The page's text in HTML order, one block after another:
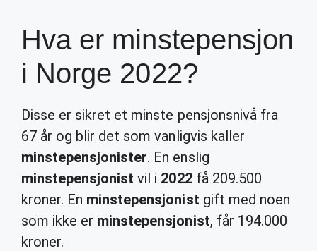
Hva er minstepensjon
i Norge 2022?
Disse er sikret et minste pensjonsnivå fra
67 år og blir det som vanligvis kaller
minstepensjonister. En enslig
minstepensjonist vil i 2022få 209.500
kroner. En minstepensjonist gift med noen
som ikke er minstepensjonist, får 194.000
kroner.